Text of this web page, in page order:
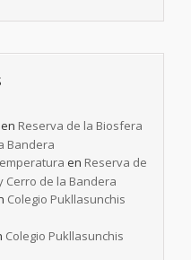
en Reserva de la Biosfera
Bandera
en Reserva de
Cerro de la Bandera
Colegio Pukllasunchis
Colegio Pukllasunchis